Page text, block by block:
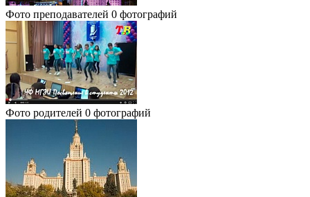
Фото преподавателей 0 фотографий
Фото родителей 0 фотографий